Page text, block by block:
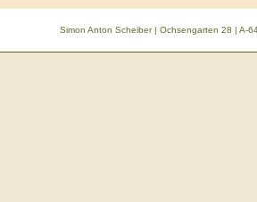
Simon Anton Scheiber | Ochsengarten 28 | A-